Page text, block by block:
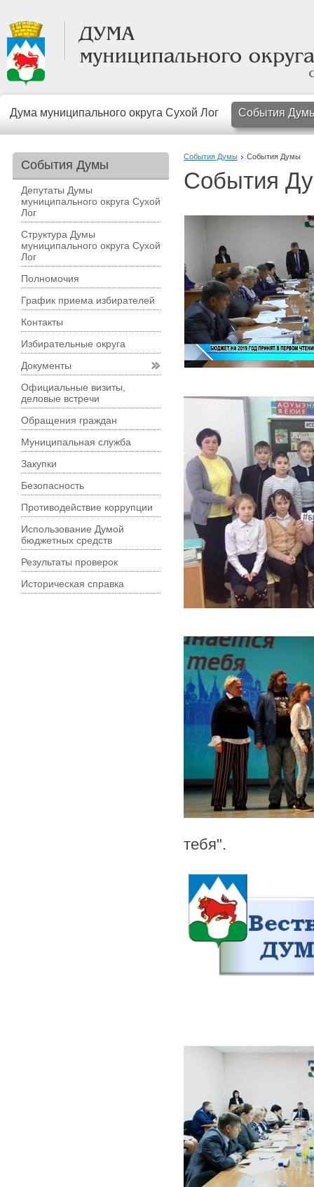
Дума муниципального округа Сухой Лог События
События Думы События Думы
События
тебя".
События Думы
Депутаты Думы
муниципального округа Сухой
Лог
Структура Думы
муниципального округа Сухой
Лог
Полномочия
График приема избирателей
Контакты
Избирательные округа
Документы
Официальные визиты,
деловые встречи
Обращения граждан
Муниципальная служба
Закупки
Безопасность
Противодействие коррупции
Использование Думой
бюджетных средств
Результаты проверок
Историческая справка